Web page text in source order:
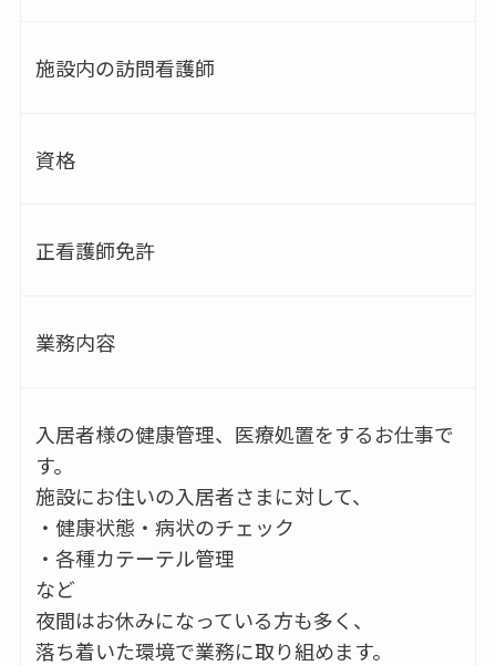
施設内の訪問看護師
資格
正看護師免許
業務内容
入居者様の健康管理、医療処置をするお仕事で
す。
施設にお住いの入居者さまに対して、
・健康状態・病状のチェック
・各種カテーテル管理
など
夜間はお休みになっている方も多く、
落ち着いた環境で業務に取り組めます。